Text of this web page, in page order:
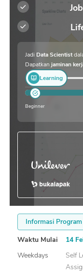
Jadi Data Scientist
Dapatkan jaminan
Learning
Beginner
Informasi Program
Waktu Mulai
14
Weekdays
Self